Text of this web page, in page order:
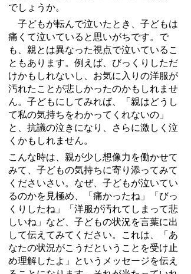
でしょうか。
子どもが転んで泣いたとき、子どもは
痛くて泣いていると思いがちです。で
も、親とは異なった視点で泣いているこ
ともあります。例えば、びっくりしただ
けかもしれないし、お気に入りの洋服が
汚れたことが悲しかったのかもしれませ
ん。子どもにしてみれば、「親はどうし
て私の気持ちをわかってくれないの」
と、抗議の泣きになり、さらに激しく泣
くかもしれません。
こんな時は、親が少し想像力を働かせて
みて、子どもの気持ちに寄り添ってみて
くださいさい。なぜ、子どもが泣いてい
るのかを見極め、「痛かったね」「びっ
くりしたね」「洋服が汚れてしまって悲
しいね」など、子どもの状況を言葉に出
して伝えてみてください。これは、「あ
なたの状況がこうだということを受け止
め理解したよ」というメッセージを伝え